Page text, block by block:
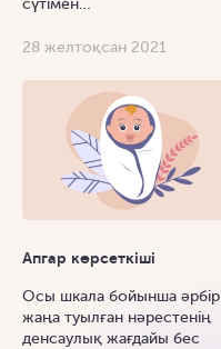
сүтімен…
28 желтоқсан 2021
Апгар көрсеткіші
Осы шкала бойынша әрбір
жаңа туылған нәрестенің
денсаулық жағдайы бес